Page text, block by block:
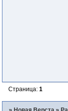
Страница: 1